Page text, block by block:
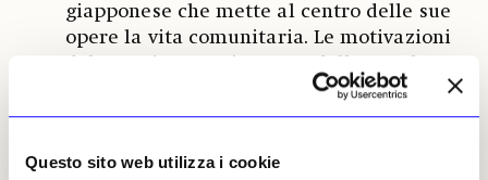
Questo sito web utilizza i cookie
giapponese che mette al centro delle sue
opere la vita comunitaria. Le motivazioni
del presidente della giuria, Alejandro
Aravena, vincitore dello stesso premio nel
porta dignità nella vita di tutti i giorni. La